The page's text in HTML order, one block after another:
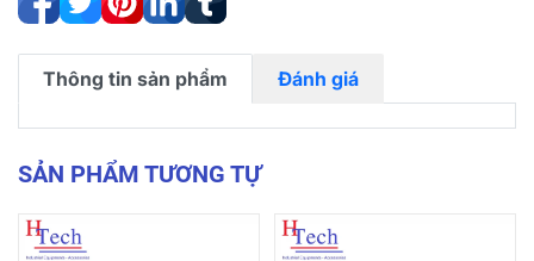
Thông tin sản phẩm Đánh giá
SẢN PHẨM TƯƠNG TỰ